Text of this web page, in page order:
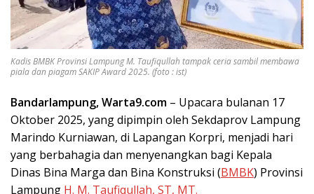
Kadis BMBK Provinsi Lampung M. Taufiqullah tampak ceria sambil membawa
piala dan piagam SAKIP Award 2025. (foto : ist)
Bandarlampung, Warta9.com – Upacara bulanan 17
Oktober 2025, yang dipimpin oleh Sekdaprov Lampung
Marindo Kurniawan, di Lapangan Korpri, menjadi hari
yang berbahagia dan menyenangkan bagi Kepala
Dinas Bina Marga dan Bina Konstruksi (BMBK) Provinsi
Lampung H. M. Taufiqullah, ST, MT.